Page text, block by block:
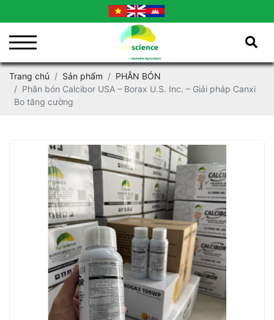
Trang chủ Sản phẩm
PHÂN BÓN
Phân bón Calcibor USA – Borax U.S. Inc. – Giải pháp Canxi
Bo tăng cường